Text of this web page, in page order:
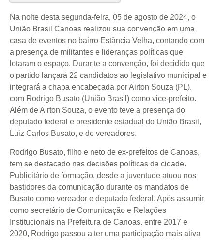
Na noite desta segunda-feira, 05 de agosto de 2024, o
União Brasil Canoas realizou sua convenção em uma
casa de eventos no bairro Estância Velha, contando com
a presença de militantes e lideranças políticas que
lotaram o espaço. Durante a convenção, foi decidido que
o partido lançará 22 candidatos ao legislativo municipal e
integrará a chapa encabeçada por Airton Souza (PL),
com Rodrigo Busato (União Brasil) como vice-prefeito.
Além de Airton Souza, o evento teve a presença do
deputado federal e presidente estadual do União Brasil,
Luiz Carlos Busato, e de vereadores.
Rodrigo Busato, filho e neto de ex-prefeitos de Canoas,
tem se destacado nas decisões políticas da cidade.
Publicitário de formação, desde a juventude atuou nos
bastidores da comunicação durante os mandatos de
Busato como vereador e deputado federal. Após assumir
como secretário de Comunicação e Relações
Institucionais na Prefeitura de Canoas, entre 2017 e
2020, Rodrigo passou a ter uma participação mais ativa